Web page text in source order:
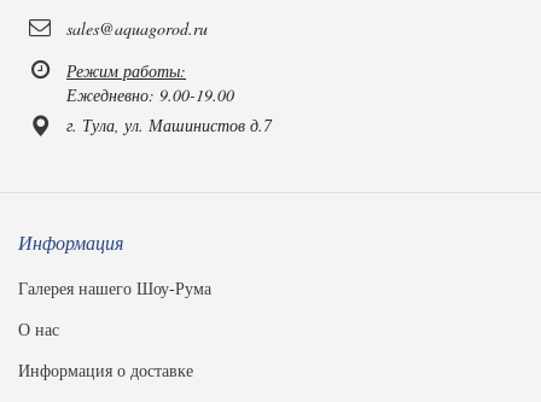
sales@aquagorod.ru
Режим работы:
Ежедневно: 9.00-19.00
г. Тула, ул. Машинистов д.7
Информация
Галерея нашего Шоу-Рума
О нас
Информация о доставке